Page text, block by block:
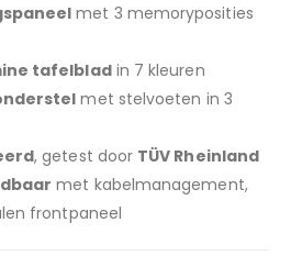
met 3 memoryposities
tafelbladin 7 kleuren
met stelvoeten in 3
, getest door TÜV Rheinland
met kabelmanagement,
frontpaneel